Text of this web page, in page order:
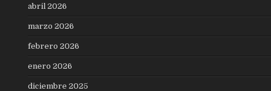
abril 2026
marzo 2026
febrero 2026
enero 2026
diciembre 2025